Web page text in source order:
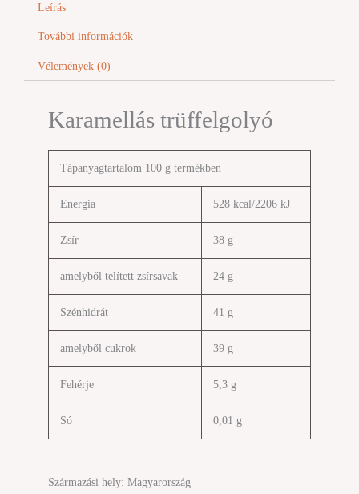
Leírás
További információk
Vélemények (0)
Karamellás trüffelgolyó
Tápanyagtartalom 100 g termékben
Energia 528 kcal/2206 kJ
Zsír 38 g
amelyből telített zsírsavak 24 g
Szénhidrát 41 g
amelyből cukrok 39 g
Fehérje 5,3 g
Só 0,01 g
Származási hely: Magyarország